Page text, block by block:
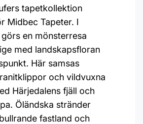
tapetkollektion
Midbec Tapeter. I
en mönsterresa
med landskapsfloran
Här samsas
och vildvuxna
Härjedalens fjäll och
Öländska stränder
fastland och